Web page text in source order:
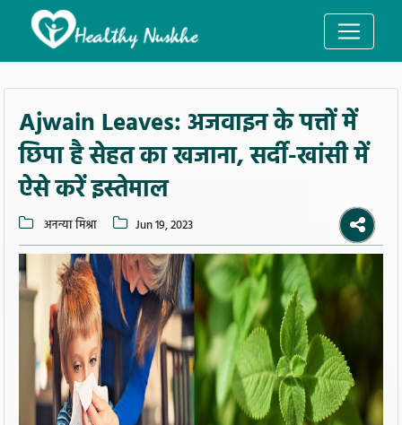
Ajwain Leaves: अजवाइन के पत्तों में
छिपा है सेहत का खजाना, सर्दी-खांसी में
ऐसे करें इस्तेमाल
अनन्या मिश्रा Jun 19, 2023